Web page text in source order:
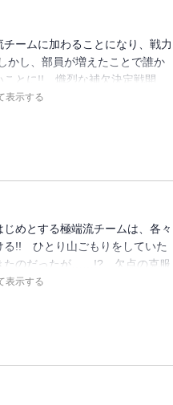
ームに加わることになり、戦力
かし、部員が増えたことで誰か
ことに!! 熾烈な補欠決定戦開
表示する
めとする極端流チームは、各々
る!! ひとり山ごもりをしていた
たのだったが……!? 欠点の克服
アップ完了!! そして、いよい
表示する